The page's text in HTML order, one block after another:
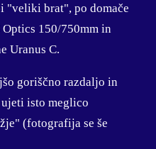
"veliki brat", po domače
150/750mm in
Uranus C.
goriščno razdaljo in
isto meglico
(fotografija se še